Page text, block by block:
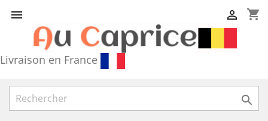
 shopping_cart

Livraison en France
